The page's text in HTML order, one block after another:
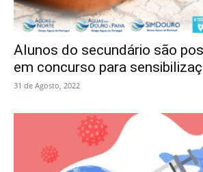
Alunos do secundário são
em concurso para
31 de Agosto, 2022